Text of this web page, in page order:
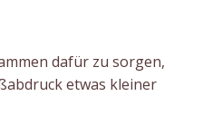
dafür zu sorgen,
etwas kleiner